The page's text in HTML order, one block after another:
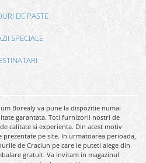
DE PASTE
SPECIALE
Borealy va pune la dispozitie numai
garantata. Toti furnizorii nostri de
calitate si experienta. Din acest motiv
pe site. In urmatoarea perioada,
de Craciun pe care le puteti alege din
gratuit. Va invitam in magazinul